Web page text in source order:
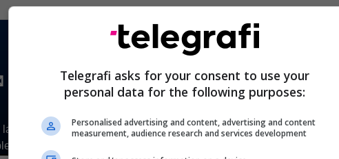
Telegrafi asks for your consent to use your
personal data for the following purposes:
Personalised advertising and content, advertising and content
measurement, audience research and services development